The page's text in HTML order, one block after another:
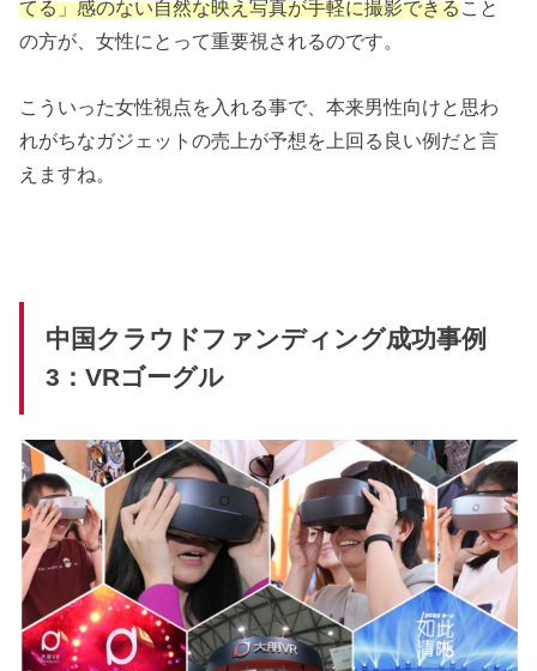
てる」感のない自然な映え写真が手軽に撮影できること
の方が、女性にとって重要視されるのです。
こういった女性視点を入れる事で、本来男性向けと思わ
れがちなガジェットの売上が予想を上回る良い例だと言
えますね。
中国クラウドファンディング成功事例
3：VRゴーグル